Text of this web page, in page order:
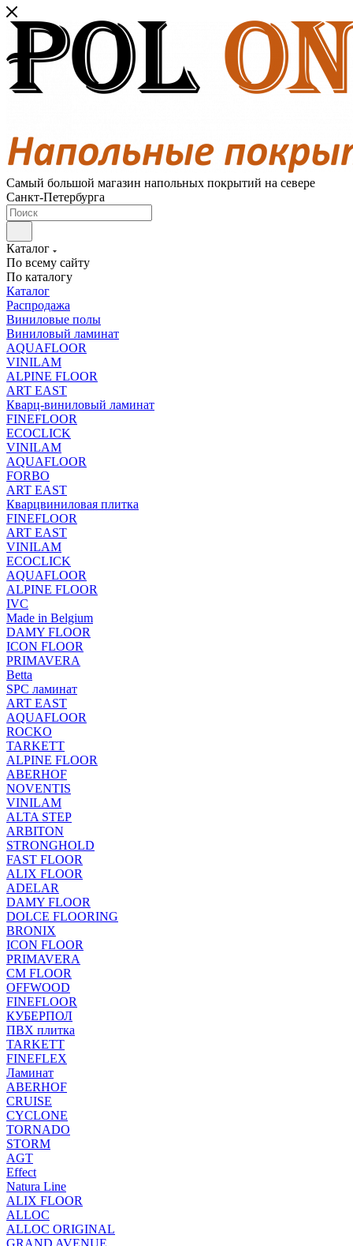
Самый большой магазин напольных покрытий на севере
Санкт-Петербурга
Каталог
По всему сайту
По каталогу
Каталог
Распродажа
Виниловые полы
Виниловый ламинат
AQUAFLOOR
VINILAM
ALPINE FLOOR
ART EAST
Кварц-виниловый ламинат
FINEFLOOR
ECOCLICK
VINILAM
AQUAFLOOR
FORBO
ART EAST
Кварцвиниловая плитка
FINEFLOOR
ART EAST
VINILAM
ECOCLICK
AQUAFLOOR
ALPINE FLOOR
IVC
Made in Belgium
DAMY FLOOR
ICON FLOOR
PRIMAVERA
Betta
SPC ламинат
ART EAST
AQUAFLOOR
ROCKO
TARKETT
ALPINE FLOOR
ABERHOF
NOVENTIS
VINILAM
ALTA STEP
ARBITON
STRONGHOLD
FAST FLOOR
ALIX FLOOR
ADELAR
DAMY FLOOR
DOLCE FLOORING
BRONIX
ICON FLOOR
PRIMAVERA
CM FLOOR
OFFWOOD
FINEFLOOR
КУБЕРПОЛ
ПВХ плитка
TARKETT
FINEFLEX
Ламинат
ABERHOF
CRUISE
CYCLONE
TORNADO
STORM
AGT
Effect
Natura Line
ALIX FLOOR
ALLOC
ALLOC ORIGINAL
GRAND AVENUE